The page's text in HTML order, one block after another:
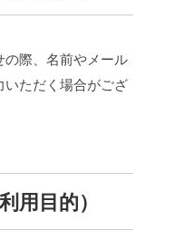
の際、名前やメール
いただく場合がござ
用目的）